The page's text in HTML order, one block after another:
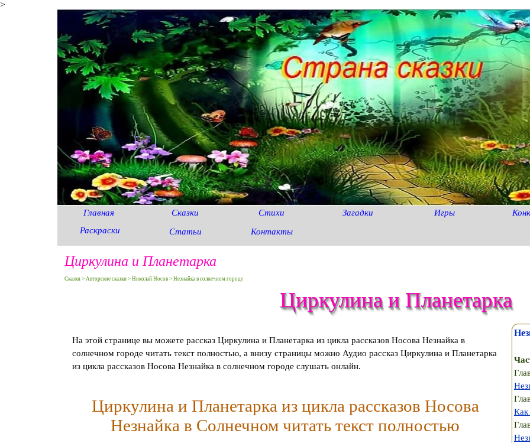
>
Главная Сказки Стихи Загадки Игры
Раскраски
Статьи Контакты
Циркулина и Планетарка
Сказки > Авторские сказки > Николай Носов > Незнайка в солнечном городе
Циркулина и Планетарка
На этой странице вы можете рассказ Циркулина и Планетарка из цикла рассказов Носова Незнайка в
солнечном городе читать текст полностью, а внизу страницы можно Аудио рассказ Циркулина и Планетарка
из цикла рассказов Носова Незнайка в солнечном городе слушать онлайн.
Циркулина и Планетарка из цикла рассказов Носова
Незнайка в Солнечном читать текст полностью
Как